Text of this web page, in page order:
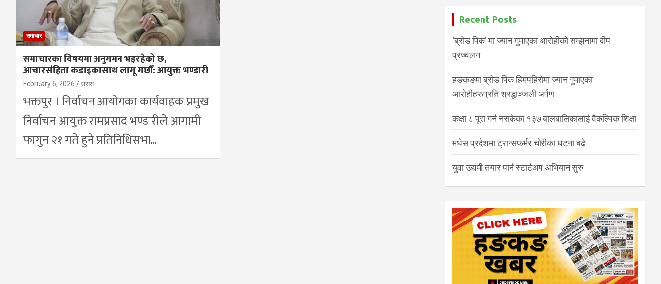
समाचार
समाचारका विषयमा अनुगमन भइरहेको छ,
आचारसंहिता कडाइकासाथ लागू गर्छौँ: आयुक्त भण्डारी
February 6, 2026 रासस
भक्तपुर । निर्वाचन आयोगका कार्यवाहक प्रमुख
निर्वाचन आयुक्त रामप्रसाद भण्डारीले आगामी
फागुन २१ गते हुने प्रतिनिधिसभा…
Recent Posts
‘ब्रोड पिक’ मा ज्यान गुमाएका आरोहीको सम्झनामा दीप
प्रज्वलन
हङकङमा ब्रोड पिक हिमपहिरोमा ज्यान गुमाएका
आरोहीहरूप्रति श्रद्धाञ्जली अर्पण
कक्षा ८ पूरा गर्न नसकेका १३७ बालबालिकालाई वैकल्पिक शिक्षा
मधेस प्रदेशमा ट्रान्सफर्मर चोरीका घटना बढे
युवा उद्यमी तयार पार्न स्टार्टअप अभियान सुरु